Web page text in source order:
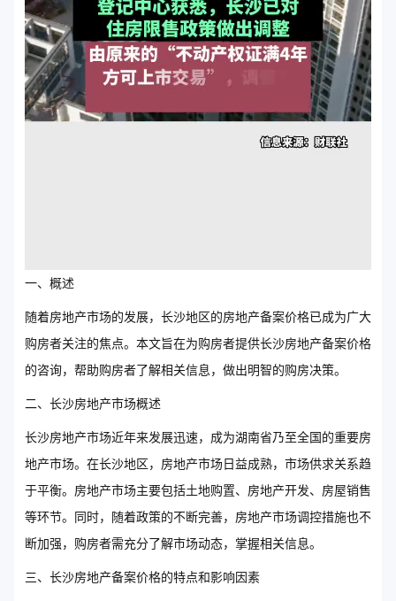
一、概述
随着房地产市场的发展，长沙地区的房地产备案价格已成为广大
购房者关注的焦点。本文旨在为购房者提供长沙房地产备案价格
的咨询，帮助购房者了解相关信息，做出明智的购房决策。
二、长沙房地产市场概述
长沙房地产市场近年来发展迅速，成为湖南省乃至全国的重要房
地产市场。在长沙地区，房地产市场日益成熟，市场供求关系趋
于平衡。房地产市场主要包括土地购置、房地产开发、房屋销售
等环节。同时，随着政策的不断完善，房地产市场调控措施也不
断加强，购房者需充分了解市场动态，掌握相关信息。
三、长沙房地产备案价格的特点和影响因素